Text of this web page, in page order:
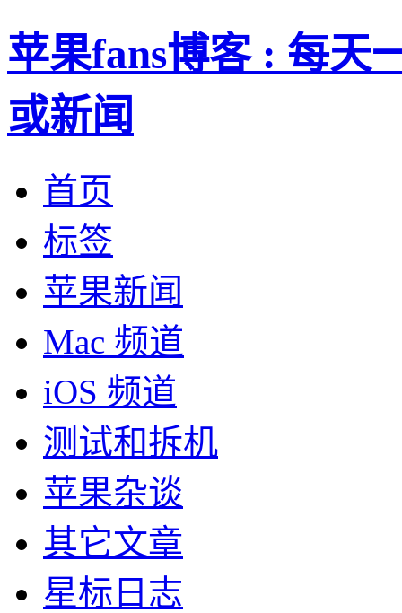
苹果fans博客 : 每天
或新闻
首页
标签
苹果新闻
Mac 频道
iOS 频道
测试和拆机
苹果杂谈
其它文章
星标日志